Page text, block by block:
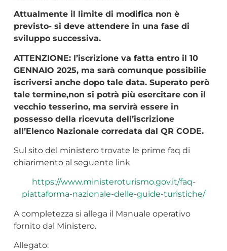
Attualmente il limite di modifica non è
previsto- si deve attendere in una fase di
sviluppo successiva.
ATTENZIONE: l’iscrizione va fatta entro il 10
GENNAIO 2025, ma sarà comunque possibilie
iscriversi anche dopo tale data. Superato però
tale termine,non si potrà più esercitare con il
vecchio tesserino, ma servirà essere in
possesso della ricevuta dell’iscrizione
all’Elenco Nazionale corredata dal QR CODE.
Sul sito del ministero trovate le prime faq di
chiarimento al seguente link
https://www.ministeroturismo.gov.it/faq-
piattaforma-nazionale-delle-guide-turistiche/
A completezza si allega il Manuale operativo
fornito dal Ministero.
Allegato: